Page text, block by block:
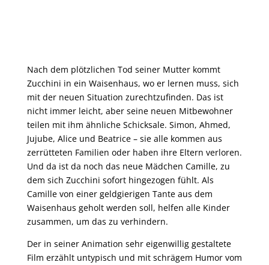
Nach dem plötzlichen Tod seiner Mutter kommt
Zucchini in ein Waisenhaus, wo er lernen muss, sich
mit der neuen Situation zurechtzufinden. Das ist
nicht immer leicht, aber seine neuen Mitbewohner
teilen mit ihm ähnliche Schicksale. Simon, Ahmed,
Jujube, Alice und Beatrice – sie alle kommen aus
zerrütteten Familien oder haben ihre Eltern verloren.
Und da ist da noch das neue Mädchen Camille, zu
dem sich Zucchini sofort hingezogen fühlt. Als
Camille von einer geldgierigen Tante aus dem
Waisenhaus geholt werden soll, helfen alle Kinder
zusammen, um das zu verhindern.
Der in seiner Animation sehr eigenwillig gestaltete
Film erzählt untypisch und mit schrägem Humor vom